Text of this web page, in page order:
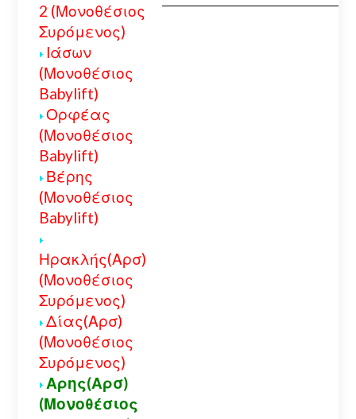
2 (Μονοθέσιος
Συρόμενος)
Ιάσων
(Μονοθέσιος
Babylift)
Ορφέας
(Μονοθέσιος
Babylift)
Βέρης
(Μονοθέσιος
Babylift)
Ηρακλής(Αρσ)
(Μονοθέσιος
Συρόμενος)
Δίας(Αρσ)
(Μονοθέσιος
Συρόμενος)
Αρης(Αρσ)
(Μονοθέσιος